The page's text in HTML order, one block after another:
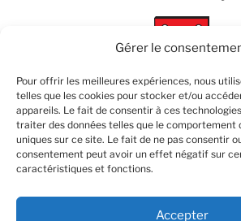
Gérer le
Pour offrir les meilleures expériences, nous
telles que les cookies pour stocker et/ou
appareils. Le fait de consentir à ces
traiter des données telles que le comportement
uniques sur ce site. Le fait de ne pas consentir
consentement peut avoir un effet négatif sur
caractéristiques et fonctions.
Accepter
Les partenaires :